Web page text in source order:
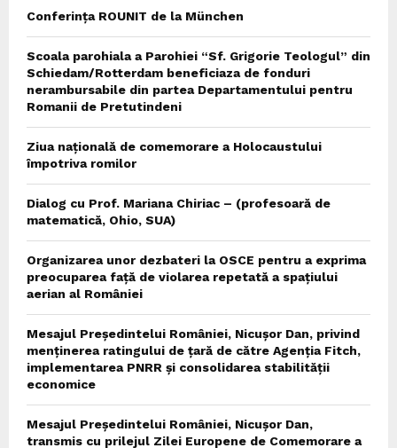
Conferința ROUNIT de la München
Scoala parohiala a Parohiei “Sf. Grigorie Teologul” din
Schiedam/Rotterdam beneficiaza de fonduri
nerambursabile din partea Departamentului pentru
Romanii de Pretutindeni
Ziua națională de comemorare a Holocaustului
împotriva romilor
Dialog cu Prof. Mariana Chiriac – (profesoară de
matematică, Ohio, SUA)
Organizarea unor dezbateri la OSCE pentru a exprima
preocuparea față de violarea repetată a spațiului
aerian al României
Mesajul Președintelui României, Nicușor Dan, privind
menținerea ratingului de țară de către Agenția Fitch,
implementarea PNRR și consolidarea stabilității
economice
Mesajul Președintelui României, Nicușor Dan,
transmis cu prilejul Zilei Europene de Comemorare a